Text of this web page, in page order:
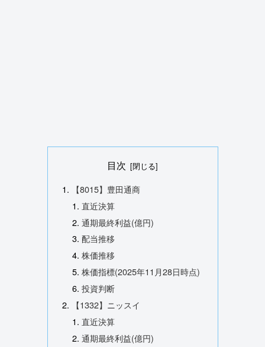
目次
【8015】豊田通商
直近決算
通期最終利益(億円)
配当推移
株価推移
株価指標(2025年11月28日時点)
投資判断
【1332】ニッスイ
直近決算
通期最終利益(億円)